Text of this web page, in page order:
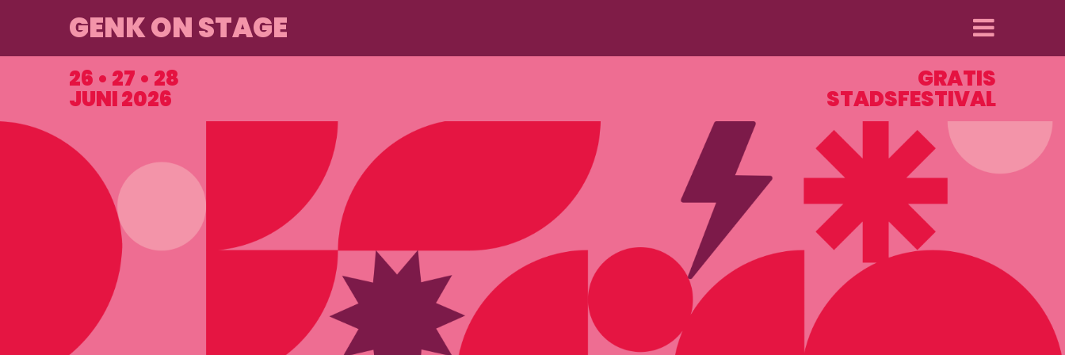
GENK ON STAGE MENU
26 • 27 • 28
JUNI 2026
GRATIS
STADSFESTIVAL